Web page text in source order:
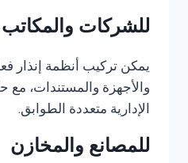
للشركات والمكاتب
يمكن تركيب أنظمة إنذار
والأجهزة والمستندات، مع
الإدارية متعددة الطوابق.
للمصانع والمخازن